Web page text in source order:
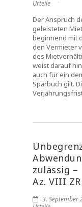
Urteile
Der Anspruch
geleisteten
beginnend mit
den Vermieter
des
weist darauf
auch für ein
Sparbuch gilt.
zulässig –
Az. VIII
3. September